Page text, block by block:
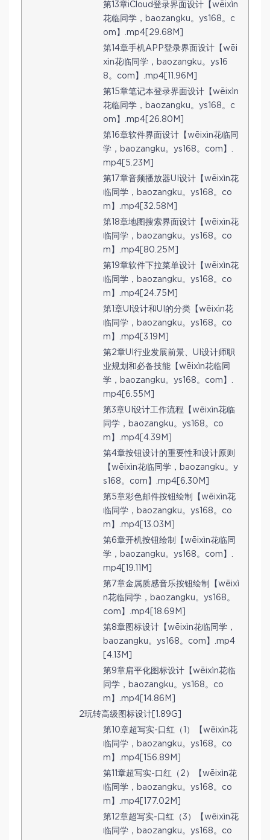
第13章iCloud登录界面设计【wēixìn
花临同学，baozangku。ys168。c
om】.mp4[29.68M]
第14章手机APP登录界面设计【wēi
xìn花临同学，baozangku。ys16
8。com】.mp4[11.96M]
第15章笔记本登录界面设计【wēixìn
花临同学，baozangku。ys168。c
om】.mp4[26.80M]
第16章软件界面设计【wēixìn花临同
学，baozangku。ys168。com】.
mp4[5.23M]
第17章音频播放器UI设计【wēixìn花
临同学，baozangku。ys168。co
m】.mp4[32.58M]
第18章地图搜索界面设计【wēixìn花
临同学，baozangku。ys168。co
m】.mp4[80.25M]
第19章软件下拉菜单设计【wēixìn花
临同学，baozangku。ys168。co
m】.mp4[24.75M]
第1章UI设计和UI的分类【wēixìn花
临同学，baozangku。ys168。co
m】.mp4[3.19M]
第2章UI行业发展前景、UI设计师职
业规划和必备技能【wēixìn花临同
学，baozangku。ys168。com】.
mp4[6.55M]
第3章UI设计工作流程【wēixìn花临
同学，baozangku。ys168。co
m】.mp4[4.39M]
第4章按钮设计的重要性和设计原则
【wēixìn花临同学，baozangku。y
s168。com】.mp4[6.30M]
第5章彩色邮件按钮绘制【wēixìn花
临同学，baozangku。ys168。co
m】.mp4[13.03M]
第6章开机按钮绘制【wēixìn花临同
学，baozangku。ys168。com】.
mp4[19.11M]
第7章金属质感音乐按钮绘制【wēixì
n花临同学，baozangku。ys168。
com】.mp4[18.69M]
第8章图标设计【wēixìn花临同学，
baozangku。ys168。com】.mp4
[4.13M]
第9章扁平化图标设计【wēixìn花临
同学，baozangku。ys168。co
m】.mp4[14.86M]
2玩转高级图标设计[1.89G]
第10章超写实-口红（1）【wēixìn花
临同学，baozangku。ys168。co
m】.mp4[156.89M]
第11章超写实-口红（2）【wēixìn花
临同学，baozangku。ys168。co
m】.mp4[177.02M]
第12章超写实-口红（3）【wēixìn花
临同学，baozangku。ys168。co